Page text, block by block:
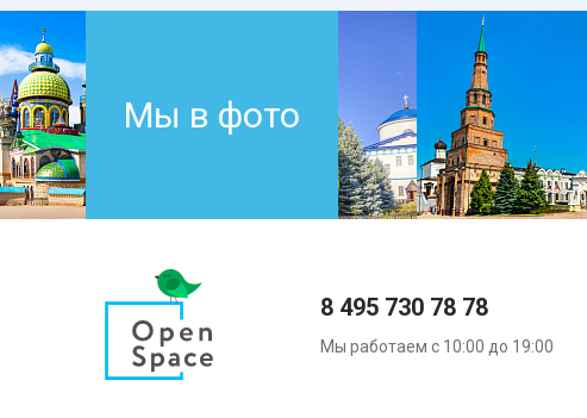
Мы в фото
8 495 730 78 78
Мы работаем с 10:00 до 19:00